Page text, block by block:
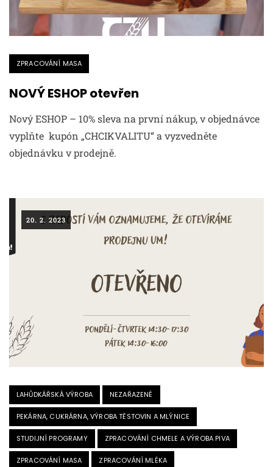
ZPRACOVÁNÍ MASA
NOVÝ ESHOP otevřen
Nový ESHOP – 10% sleva na první nákup, v objednávce
vyplňte kupón „CHCIKVALITU“ a vyzvedněte
objednávku v prodejně.
20. 2. 2023
LAHŮDKÁŘSKÁ VÝROBA NEZAŘAZENÉ
PEKÁRNA, CUKRÁRNA, VÝROBA TĚSTOVIN A MLÝNICE
STUDIJNÍ PROGRAMY ZPRACOVÁNÍ CHMELE A VÝROBA PIVA
ZPRACOVÁNÍ MASA ZPRACOVÁNÍ MLÉKA